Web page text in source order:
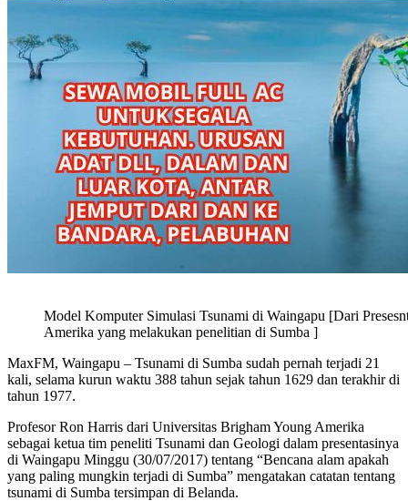
Model Komputer Simulasi Tsunami di Waingapu [Dari
Amerika yang melakukan penelitian di Sumba ]
MaxFM, Waingapu – Tsunami di Sumba sudah pernah terjadi 21
kali, selama kurun waktu 388 tahun sejak tahun 1629 dan terakhir di
tahun 1977.
Profesor Ron Harris dari Universitas Brigham Young Amerika
sebagai ketua tim peneliti Tsunami dan Geologi dalam presentasinya
di Waingapu Minggu (30/07/2017) tentang “Bencana alam apakah
yang paling mungkin terjadi di Sumba” mengatakan catatan tentang
tsunami di Sumba tersimpan di Belanda.